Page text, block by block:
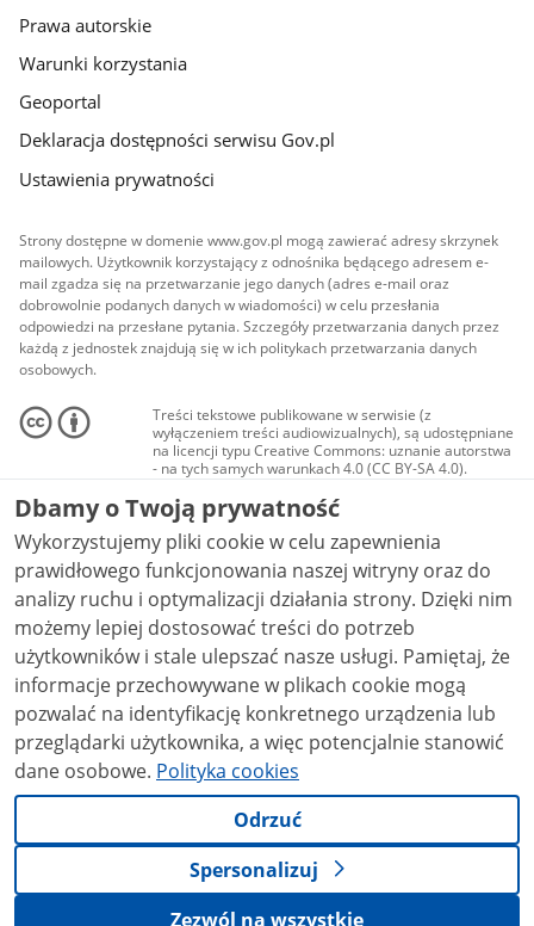
Prawa autorskie
Warunki korzystania
Geoportal
Deklaracja dostępności serwisu Gov.pl
Ustawienia prywatności
Strony dostępne w domenie www.gov.pl mogą zawierać adresy skrzynek
mailowych. Użytkownik korzystający z odnośnika będącego adresem e-
mail zgadza się na przetwarzanie jego danych (adres e-mail oraz
dobrowolnie podanych danych w wiadomości) w celu przesłania
odpowiedzi na przesłane pytania. Szczegóły przetwarzania danych przez
każdą z jednostek znajdują się w ich politykach przetwarzania danych
osobowych.
Treści tekstowe publikowane w serwisie (z
wyłączeniem treści audiowizualnych), są udostępniane
na licencji typu Creative Commons: uznanie autorstwa
- na tych samych warunkach 4.0 (CC BY-SA 4.0).
Materiały audiowizualne, w tym zdjęcia, materiały
audio i wideo, są udostępniane na licencji typu
Creative Commons: uznanie autorstwa użycie
niekomercyjne - bez utworów zależnych 4.0 (CC BY-
NC-ND 4.0), o ile nie jest to stwierdzone inaczej.
Dbamy o Twoją prywatność
Wykorzystujemy pliki cookie w celu zapewnienia
prawidłowego funkcjonowania naszej witryny oraz do
analizy ruchu i optymalizacji działania strony. Dzięki nim
możemy lepiej dostosować treści do potrzeb
użytkowników i stale ulepszać nasze usługi. Pamiętaj, że
informacje przechowywane w plikach cookie mogą
pozwalać na identyfikację konkretnego urządzenia lub
przeglądarki użytkownika, a więc potencjalnie stanowić
dane osobowe. Polityka cookies
Odrzuć
Spersonalizuj
Zezwól na wszystkie